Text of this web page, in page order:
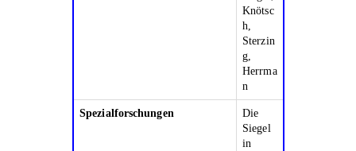
Knötsc
h,
Sterzin
g,
Herrma
n
Spezialforschungen
Die
Siegel
in